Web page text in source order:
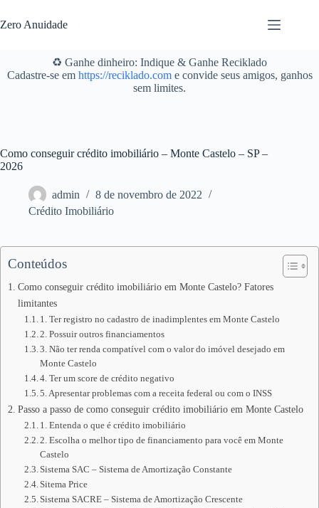
para
o
Zero Anuidade
♻️ Ganhe dinheiro: Indique & Ganhe Reciklado
Cadastre-se em https://reciklado.come convide seus amigos, ganhos
sem limites.
Como conseguir crédito imobiliário – Monte Castelo – SP –
2026
admin
8 de novembro de 2022
Crédito Imobiliário
Conteúdos
Como conseguir crédito imobiliário em Monte Castelo? Fatores
limitantes
1. Ter registro no cadastro de inadimplentes em Monte Castelo
2. Possuir outros financiamentos
3. Não ter renda compatível com o valor do imóvel desejado em
Monte Castelo
4. Ter um score de crédito negativo
5. Apresentar problemas com a receita federal ou com o INSS
Passo a passo de como conseguir crédito imobiliário em Monte Castelo
1. Entenda o que é crédito imobiliário
2. Escolha o melhor tipo de financiamento para você em Monte
Castelo
Sistema SAC – Sistema de Amortização Constante
Sitema Price
Sistema SACRE – Sistema de Amortização Crescente